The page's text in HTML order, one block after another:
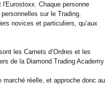
Chaque personne
sur le Trading.
novices et particuliers, qu’aux
les Carnets d’Ordres et les
de la Diamond Trading Academy
réelle, et approche donc au